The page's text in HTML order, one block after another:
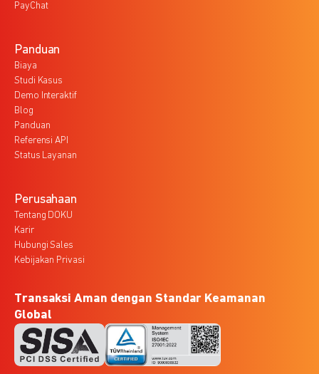
PayChat
Panduan
Biaya
Studi Kasus
Demo Interaktif
Blog
Panduan
Referensi API
Status Layanan
Perusahaan
Tentang DOKU
Karir
Hubungi Sales
Kebijakan Privasi
Transaksi Aman dengan Standar Keamanan
Global